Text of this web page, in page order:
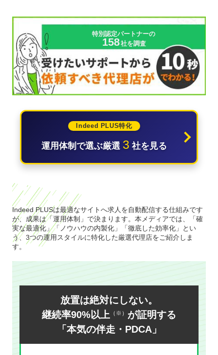
特別認定パートナーの
158社を調査
Indeed PLUS特化
運用体制で選ぶ厳選 3 社を見る
Indeed PLUSは最適なサイトへ求人を自動配信する仕組みです
が、成果は「運用体制」で決まります。本メディアでは、「確
実な最適化」「ノウハウの内製化」「徹底した効率化」とい
う、3つの運用スタイルに特化した厳選代理店をご紹介しま
す。
放置は絶対にしない。
継続率90%以上 （※） が証明する
「本気の伴走・PDCA」